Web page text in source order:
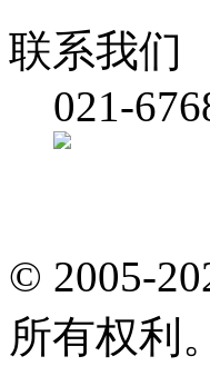
联系我们
021-
© 2005-
所有权利